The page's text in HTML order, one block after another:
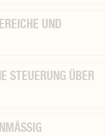
UND
STEUERUNG ÜBER
VO